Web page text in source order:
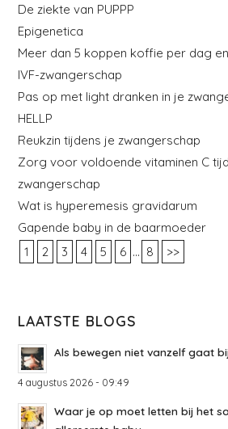
De ziekte van PUPPP
Epigenetica
Meer dan 5 koppen koffie per dag
IVF-zwangerschap
Pas op met light dranken in je
HELLP
Reukzin tijdens je zwangerschap
Zorg voor voldoende vitaminen C
zwangerschap
Wat is hyperemesis gravidarum
Gapende baby in de baarmoeder
1
2 3 4 5 6 ... 8 >>
LAATSTE BLOGS
Als bewegen niet vanzelf gaat
4 augustus 2026 - 09:49
Waar je op moet letten bij het